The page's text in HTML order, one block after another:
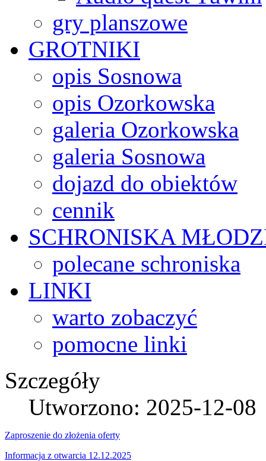
gry planszowe
GROTNIKI
opis Sosnowa
opis Ozorkowska
galeria Ozorkowska
galeria Sosnowa
dojazd do obiektów
cennik
SCHRONISKA
polecane schroniska
LINKI
warto zobaczyć
pomocne linki
Szczegóły
Utworzono: 2025-12-08
Zaproszenie do złożenia oferty
Informacja z otwarcia 12.12.2025